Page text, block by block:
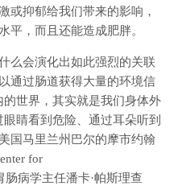
或抑郁给我们带来的影响，
平，而且还能造成肥胖。
么会演化出如此强烈的关联
通过肠道获得大量的环境信
世界，其实就是我们身体外
睛看到危险、通过耳朵听到
国马里兰州巴尔的摩市约翰
for
肠病学主任潘卡·帕斯理查